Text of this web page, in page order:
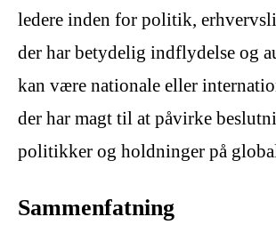
ledere inden for politik,
der har betydelig indflydelse og
kan være nationale eller
der har magt til at påvirke
politikker og holdninger på
Sammenfatning